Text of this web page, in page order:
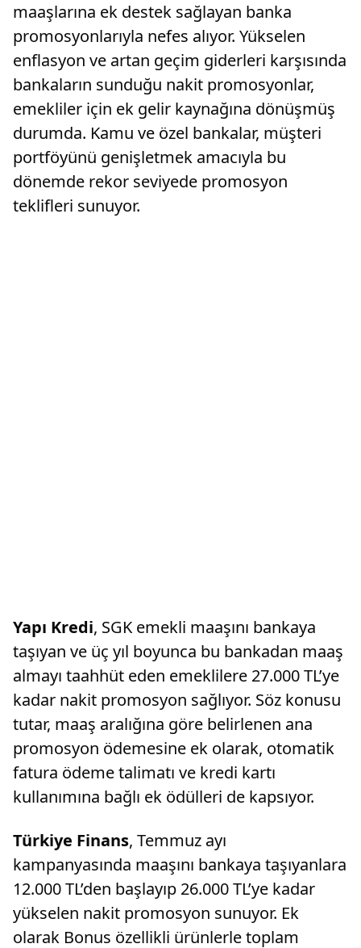
maaşlarına ek destek sağlayan banka
promosyonlarıyla nefes alıyor. Yükselen
enflasyon ve artan geçim giderleri karşısında
bankaların sunduğu nakit promosyonlar,
emekliler için ek gelir kaynağına dönüşmüş
durumda. Kamu ve özel bankalar, müşteri
portföyünü genişletmek amacıyla bu
dönemde rekor seviyede promosyon
teklifleri sunuyor.
Yapı Kredi, SGK emekli maaşını bankaya
taşıyan ve üç yıl boyunca bu bankadan maaş
almayı taahhüt eden emeklilere 27.000 TL’ye
kadar nakit promosyon sağlıyor. Söz konusu
tutar, maaş aralığına göre belirlenen ana
promosyon ödemesine ek olarak, otomatik
fatura ödeme talimatı ve kredi kartı
kullanımına bağlı ek ödülleri de kapsıyor.
Türkiye Finans, Temmuz ayı
kampanyasında maaşını bankaya taşıyanlara
12.000 TL’den başlayıp 26.000 TL’ye kadar
yükselen nakit promosyon sunuyor. Ek
olarak Bonus özellikli ürünlerle toplam